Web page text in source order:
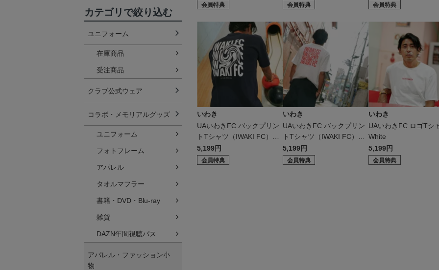
会員特典 会員特典 会員特典
いわき
UAいわきFC バックプリン
トTシャツ（IWAKI FC）Na
vy
5,199円
会員特典
いわき
UAいわきFC バックプリン
トTシャツ（IWAKI FC）Wh
ite
5,199円
会員特典
いわき
UAいわきFC ロゴTシ
White
5,199円
会員特典
カテゴリで絞り込む
ユニフォーム
在庫商品
受注商品
クラブ公式ウェア
コラボ・メモリアルグッズ
ユニフォーム
フォトフレーム
アパレル
タオルマフラー
書籍・DVD・Blu-ray
雑貨
DAZN年間視聴パス
アパレル・ファッション小
物